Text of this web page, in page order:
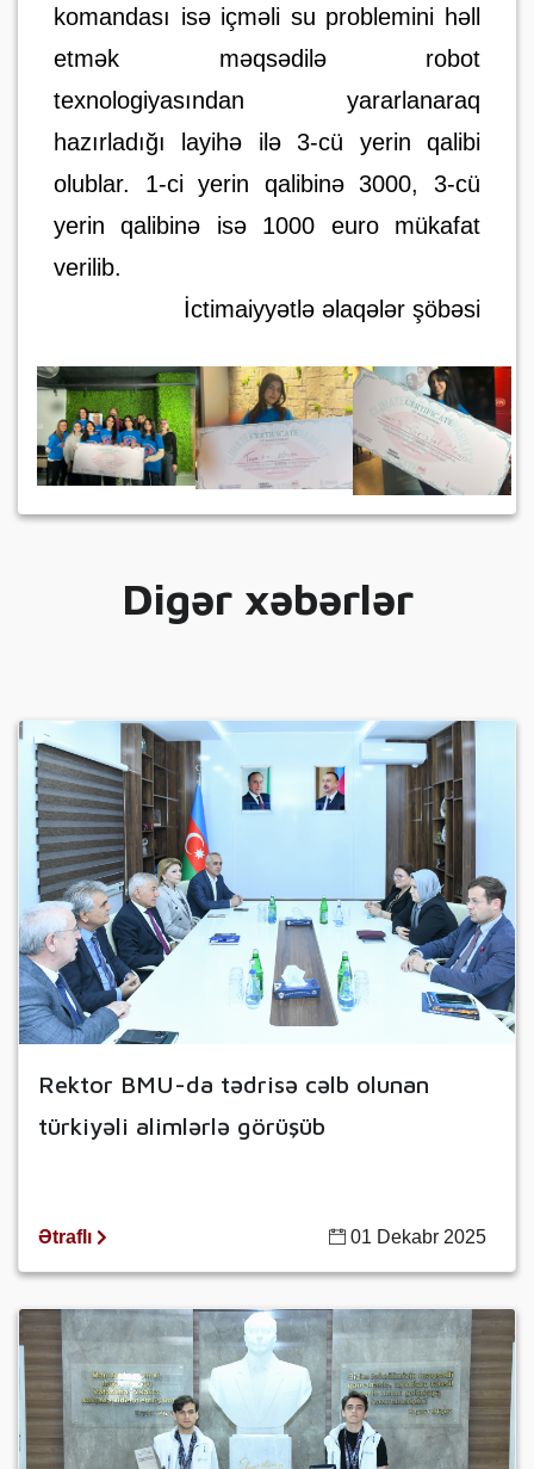
komandası isə içməli su problemini həll
etmək məqsədilə robot
texnologiyasından yararlanaraq
hazırladığı layihə ilə 3-cü yerin qalibi
olublar. 1-ci yerin qalibinə 3000, 3-cü
yerin qalibinə isə 1000 euro mükafat
verilib.
İctimaiyyətlə əlaqələr şöbəsi
Digər xəbərlər
Rektor BMU-da tədrisə cəlb olunan
türkiyəli alimlərlə görüşüb
Ətraflı 01 Dekabr 2025